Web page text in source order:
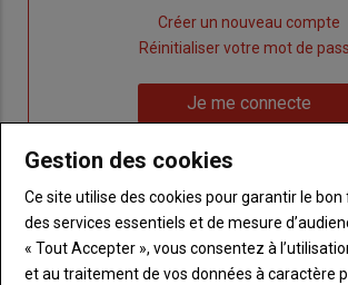
compte"
Créer un nouveau compte
mot
de
Réinitialiser votre mot de
"Je
connecte"
Je me connecte
Sous-
titre
Vous n'êtes pas abonné(e)
TITRE CRÉEZ UN
Gestion des cookies
Ce site utilise des cookies pour garantir le
des services essentiels et de mesure
« Tout Accepter », vous consentez à
et au traitement de vos données à caractère